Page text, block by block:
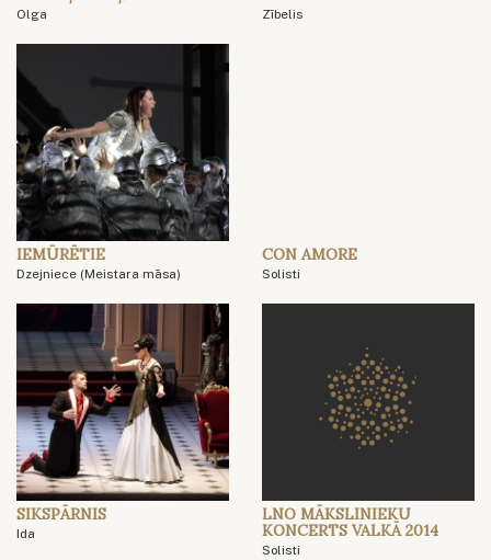
Olga Zībelis
IEMŪRĒTIE
Dzejniece (Meistara māsa)
CON AMORE
Solisti
SIKSPĀRNIS
Ida
LNO MĀKSLINIEKU
KONCERTS VALKĀ 2014
Solisti